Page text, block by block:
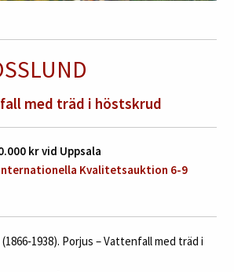
med träd i höstskrud
kr vid Uppsala
Kvalitetsauktion 6-9
(1866‑1938). Porjus – Vattenfall med träd i